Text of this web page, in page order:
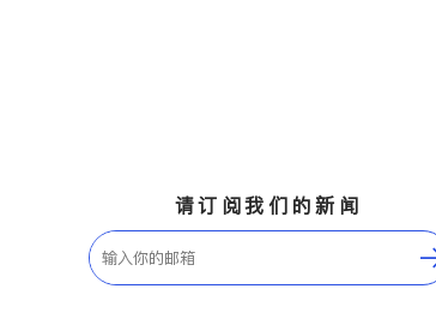
请订阅我们的新闻